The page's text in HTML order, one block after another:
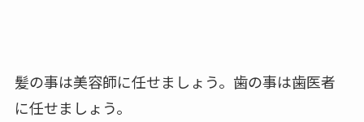
髪の事は美容師に任せましょう。歯の事は歯医者
に任せましょう。